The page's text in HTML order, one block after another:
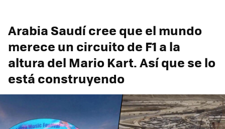
Arabia Saudí cree que el mundo
merece un circuito de F1 a la
altura del Mario Kart. Así que se lo
está construyendo